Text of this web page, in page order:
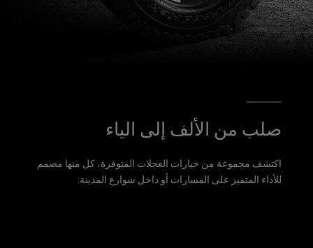
صلب من الألف إلى الياء
اكتشف مجموعة من خيارات العجلات المتوفرة، كل منها مصمم
للأداء المتميز على المسارات أو داخل شوارع المدينة.